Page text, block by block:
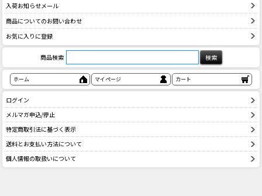
入荷お知らせメール
商品についてのお問い合わせ
お気に入りに登録
商品検索
ホーム マイページ カート
ログイン
メルマガ申込/停止
特定商取引法に基づく表示
送料とお支払い方法について
個人情報の取扱いについて